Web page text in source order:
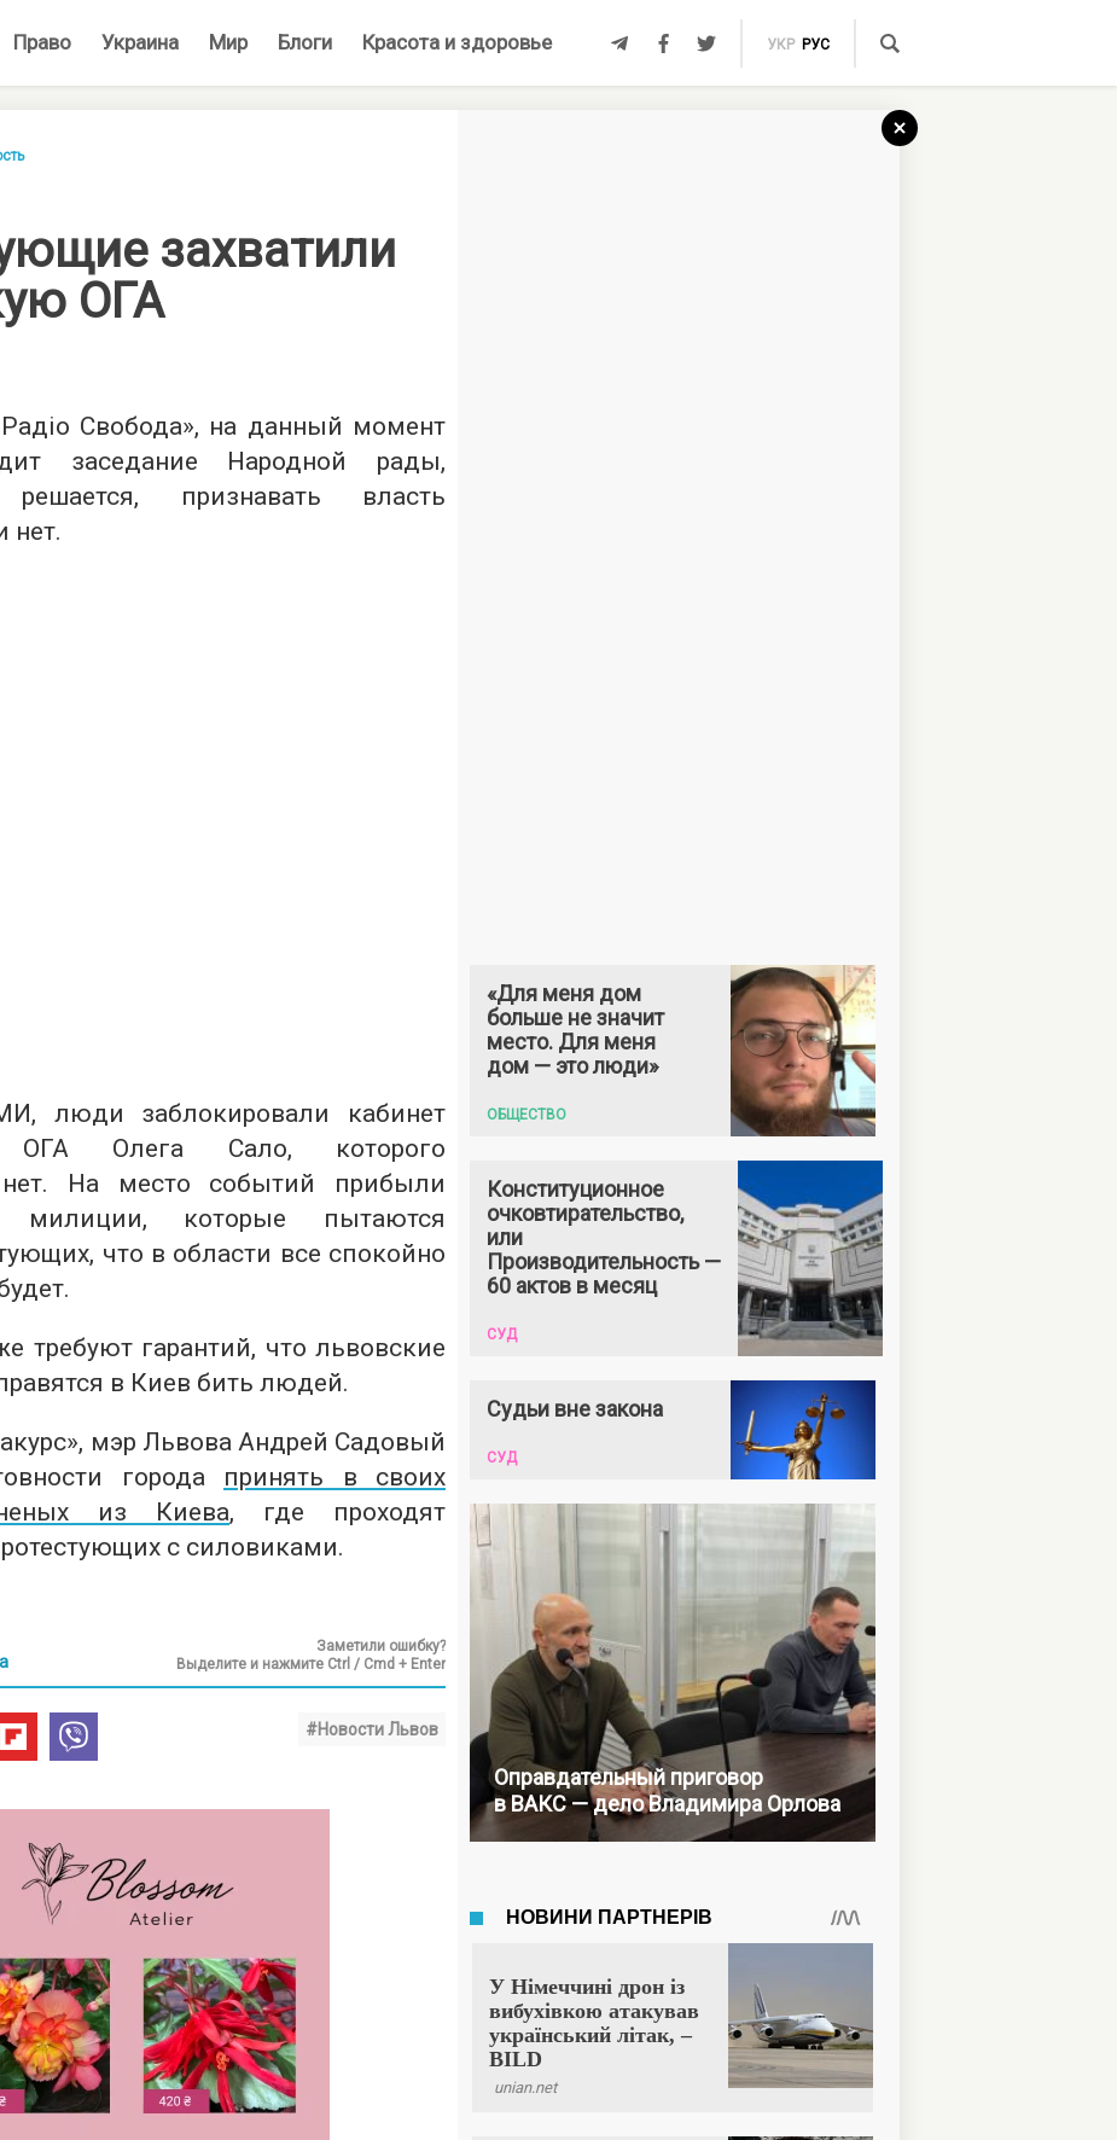
Право Украина Мир Блоги Красота и здоровье УКР РУС
захватили
ОГА
Свобода», на данный момент
заседание Народной рады,
признавать власть
нет.
люди заблокировали кабинет
ОГА Олега Сало, которого
На место событий прибыли
милиции, которые пытаются
что в области все спокойно
требуют гарантий, что львовские
в Киев бить людей.
мэр Львова Андрей Садовый
города принять в своих
из Киева, где проходят
с силовиками.
Заметили ошибку?
Выделите и нажмите Ctrl / Cmd + Enter
#Новости Львов
«Для меня дом
больше не значит
место. Для меня
дом — это люди»
ОБЩЕСТВО
Конституционное
очковтирательство,
или
Производительность —
60 актов в месяц
СУД
Судьи вне закона
СУД
Оправдательный приговор
в ВАКС — дело Владимира Орлова